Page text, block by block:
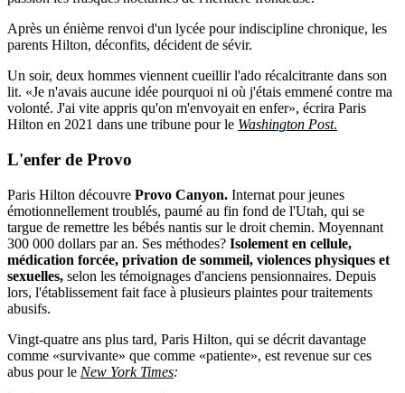
Après un énième renvoi d'un lycée pour indiscipline chronique, les
parents Hilton, déconfits, décident de sévir.
Un soir, deux hommes viennent cueillir l'ado récalcitrante dans son
lit. «Je n'avais aucune idée pourquoi ni où j'étais emmené contre ma
volonté. J'ai vite appris qu'on m'envoyait en enfer», écrira Paris
Hilton en 2021 dans une tribune pour le Washington Post.
L'enfer de Provo
Paris Hilton découvre Provo Canyon. Internat pour jeunes
émotionnellement troublés, paumé au fin fond de l'Utah, qui se
targue de remettre les bébés nantis sur le droit chemin. Moyennant
300 000 dollars par an. Ses méthodes? Isolement en cellule,
médication forcée, privation de sommeil, violences physiques et
sexuelles, selon les témoignages d'anciens pensionnaires. Depuis
lors, l'établissement fait face à plusieurs plaintes pour traitements
abusifs.
Vingt-quatre ans plus tard, Paris Hilton, qui se décrit davantage
comme «survivante» que comme «patiente», est revenue sur ces
abus pour le New York Times: